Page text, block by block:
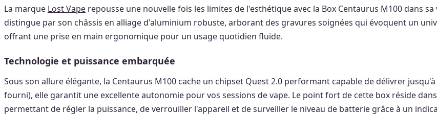
La marque Lost Vape repousse une nouvelle fois les limites de l'esthétique avec la Box Centaurus M100 dans
distingue par son châssis en alliage d'aluminium robuste, arborant des gravures soignées qui évoquent un
offrant une prise en main ergonomique pour un usage quotidien fluide.
Technologie et puissance embarquée
Sous son allure élégante, la Centaurus M100 cache un chipset Quest 2.0 performant capable de délivrer
fourni), elle garantit une excellente autonomie pour vos sessions de vape. Le point fort de cette box réside
permettant de régler la puissance, de verrouiller l'appareil et de surveiller le niveau de batterie grâce à un